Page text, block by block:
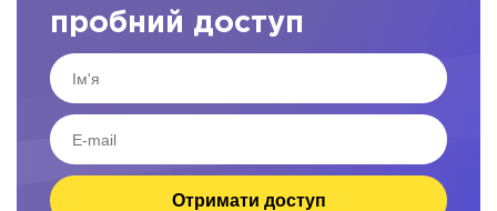
пробний доступ
Отримати доступ